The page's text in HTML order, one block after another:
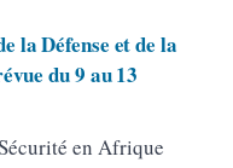
la Défense et de la
du 9 au 13
en Afrique